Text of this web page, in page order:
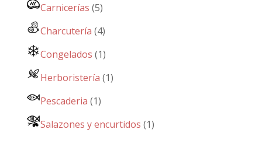
Carnicerías (5)
Charcutería (4)
Congelados (1)
Herboristería (1)
Pescaderia (1)
Salazones y encurtidos (1)